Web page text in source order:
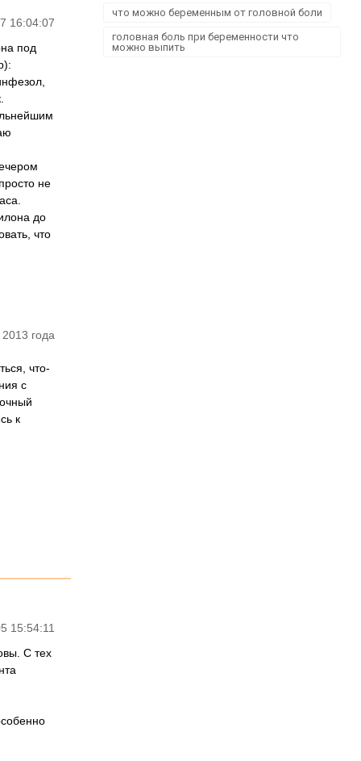
16:04:07
под
не
до
что
года
что-
с
к
15:54:11
С тех
что можно беременным от головной боли
головная боль при беременности что
можно выпить